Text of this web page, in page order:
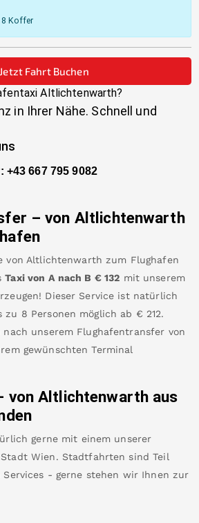
8 Koffer
Jetzt Fahrt Buchen
Altlichtenwarth?
in Ihrer Nähe. Schnell und
: +43 667 795 9082
– von Altlichtenwarth
von Altlichtenwarth zum Flughafen
Taxi von A nach B € 132 mit unserem
Dieser Service ist natürlich
zu 8 Personen möglich ab € 212.
nach unserem Flughafentransfer von
gewünschten Terminal
von Altlichtenwarth aus
gerne mit einem unserer
Wien. Stadtfahrten sind Teil
Services - gerne stehen wir Ihnen zur